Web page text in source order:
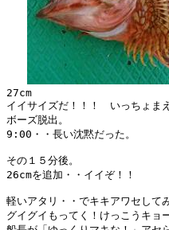
27cm
イイサイズだ！！！　いっちょま
ボーズ脱出。
9:00・・長い沈黙だった。
その１５分後。
26cmを追加・・イイぞ！！
軽いアタリ・・でキキアワセして
グイグイもってく！けっこうキョ